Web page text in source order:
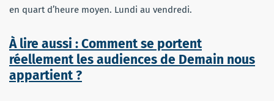
en quart d’heure moyen. Lundi au vendredi.
À lire aussi : Comment se portent
réellement les audiences de Demain nous
appartient ?